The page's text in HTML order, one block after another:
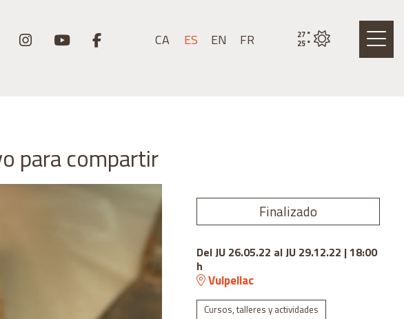
CA ES EN FR
Link a instagram
Link a youtube
Link a facebook Estado actual del
27°
25°
para compartir
Finalizado
Del JU 26.05.22 al JU 29.12.22 | 18:00
h
Vulpellac
Cursos, talleres y actividades